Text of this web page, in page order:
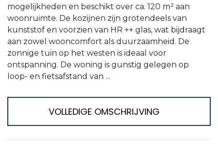
mogelijkheden en beschikt over ca. 120 m² aan
woonruimte. De kozijnen zijn grotendeels van
kunststof en voorzien van HR ++ glas, wat bijdraagt
aan zowel wooncomfort als duurzaamheid. De
zonnige tuin op het westen is ideaal voor
ontspanning. De woning is gunstig gelegen op
loop- en fietsafstand van ...
VOLLEDIGE OMSCHRIJVING